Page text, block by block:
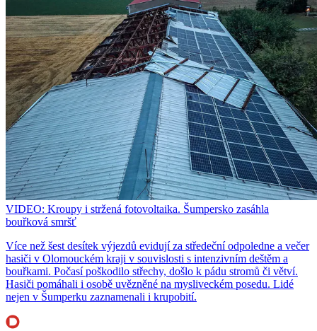
VIDEO: Kroupy i stržená fotovoltaika. Šumpersko zasáhla
bouřková smršť
Více než šest desítek výjezdů evidují za středeční odpoledne a večer
hasiči v Olomouckém kraji v souvislosti s intenzivním deštěm a
bouřkami. Počasí poškodilo střechy, došlo k pádu stromů či větví.
Hasiči pomáhali i osobě uvězněné na mysliveckém posedu. Lidé
nejen v Šumperku zaznamenali i krupobití.